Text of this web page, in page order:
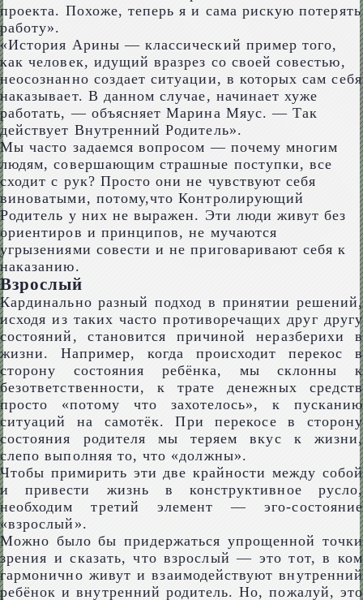
проекта. Похоже, теперь я и сама рискую потерять
работу».
«История Арины — классический пример того,
как человек, идущий вразрез со своей совестью,
неосознанно создает ситуации, в которых сам себя
наказывает. В данном случае, начинает хуже
работать, — объясняет Марина Мяус. — Так
действует Внутренний Родитель».
Мы часто задаемся вопросом — почему многим
людям, совершающим страшные поступки, все
сходит с рук? Просто они не чувствуют себя
виноватыми, потому,что Контролирующий
Родитель у них не выражен. Эти люди живут без
ориентиров и принципов, не мучаются
угрызениями совести и не приговаривают себя к
наказанию.
Взрослый
Кардинально разный подход в принятии решений,
исходя из таких часто противоречащих друг другу
состояний, становится причиной неразберихи в
жизни. Например, когда происходит перекос в
сторону состояния ребёнка, мы склонны к
безответственности, к трате денежных средств
просто «потому что захотелось», к пусканию
ситуаций на самотёк. При перекосе в сторону
состояния родителя мы теряем вкус к жизни,
слепо выполняя то, что «должны».
Чтобы примирить эти две крайности между собой
и привести жизнь в конструктивное русло,
необходим третий элемент — эго-состояние
«взрослый».
Можно было бы придержаться упрощенной точки
зрения и сказать, что взрослый — это тот, в ком
гармонично живут и взаимодействуют внутренний
ребёнок и внутренний родитель. Но, пожалуй, это